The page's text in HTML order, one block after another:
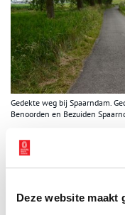
Deze website maakt
Gedekte weg bij Spaarndam.
Benoorden en Bezuiden
Versterking van de
oudere linie. De